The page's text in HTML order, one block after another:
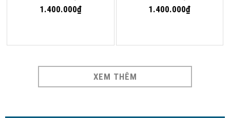
1.400.000₫ 1.400.000₫
XEM THÊM